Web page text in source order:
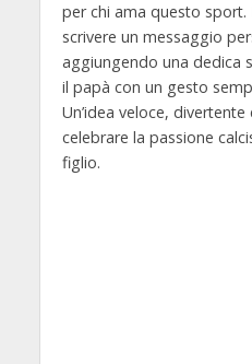
per chi ama questo
scrivere un messaggio
aggiungendo una dedica
il papà con un gesto
Un’idea veloce,
celebrare la passione
figlio.